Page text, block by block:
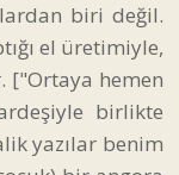
biri değil.
el üretimiyle,
["Ortaya hemen
birlikte
yazılar benim